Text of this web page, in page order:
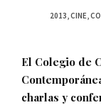
2013 CINE
El Colegio de
charlas y